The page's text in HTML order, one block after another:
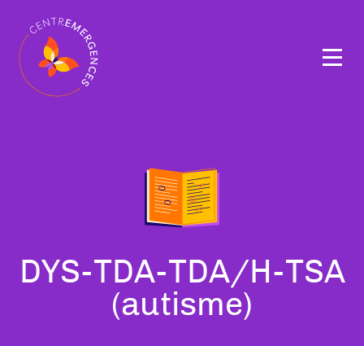
Tous
DYS-TDA-TDA/H-TSA
(autisme)
Navigation
principale